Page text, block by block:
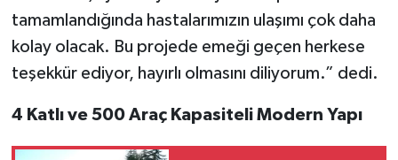
tamamlandığında hastalarımızın ulaşımı çok daha
kolay olacak. Bu projede emeği geçen herkese
teşekkür ediyor, hayırlı olmasını diliyorum.” dedi.
4 Katlı ve 500 Araç Kapasiteli Modern Yapı